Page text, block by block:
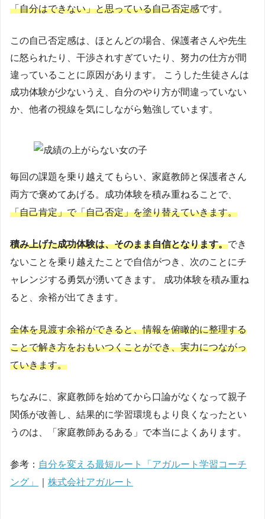
「自分はできない」と思っている自己否定感です。
この自己否定感は、ほとんどの場合、保護者さんや先生
に怒られたり、干渉されすぎていたり、努力の仕方が間
違っていることに原因があります。 こうした生徒さんは
成功体験が少ないうえ、自分のやり方が間違っていない
か、他者の視線を気にしながら勉強しています。
毎回の課題を乗り越えてもらい、家庭教師と保護者さん
両方で褒めてあげる。成功体験を積み重ねることで、
「自己肯定」で「自己否定」を塗り替えていきます。
積み上げた成功体験は、そのまま自信となります。でき
ないことを乗り越えたことで自信がつき、次のことにチ
ャレンジする勇気が湧いてきます。 成功体験を積み重ね
ると、余裕が出てきます。
全体を見渡す余裕ができると、情報を俯瞰的に整理する
ことで解き方をおもいつくことができ、実力につながっ
ていきます。
ちなみに、家庭教師を始めてから口論がなくなって親子
関係が改善し、結果的に学習環境もより良くなったとい
うのは、「家庭教師あるある」で本当によくあります。
参考： 自分を変える最短ルート「アガルート学習コーチ
ング」
株式会社アガルート